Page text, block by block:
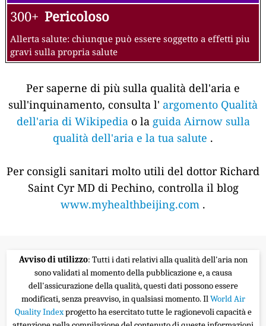
300+ Pericoloso
Allerta salute: chiunque può essere soggetto a effetti piu
gravi sulla propria salute
Per saperne di più sulla qualità dell'aria e
sull'inquinamento, consulta l' argomento Qualità
dell'aria di Wikipediao la guida Airnow sulla
qualità dell'aria e la tua salute .
Per consigli sanitari molto utili del dottor Richard
Saint Cyr MD di Pechino, controlla il blog
www.myhealthbeijing.com .
Avviso di utilizzo: Tutti i dati relativi alla qualità dell'aria non
sono validati al momento della pubblicazione e, a causa
dell'assicurazione della qualità, questi dati possono essere
modificati, senza preavviso, in qualsiasi momento. IlWorld Air
Quality Indexprogetto ha esercitato tutte le ragionevoli capacità e